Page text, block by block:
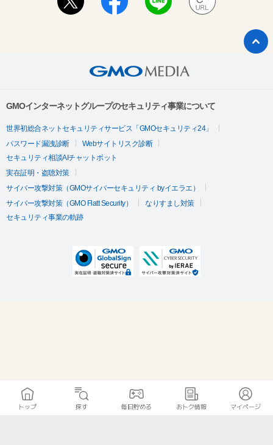
GMOインターネットグループのセキュリティ事業について
世界初総合ネットセキュリティサービス「GMOセキュリティ24」
パスワード漏洩診断
Webサイトリスク診断
セキュリティ相談AIチャットボット
実在証明・盗聴対策
サイバー攻撃対策（GMOサイバーセキュリティ byイエラエ）
サイバー攻撃対策（GMO Flatt Security）
なりすまし対策
セキュリティ事業の軌跡
トップ 探す 毎日貯める おトク情報 マイページ